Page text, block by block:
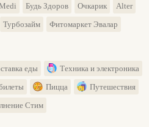
Будь Здоров Очкарик
Alter
Турбозайм Фитомаркет Эвалар
еды
Техника и электроника
Пицца
Путешествия
Стим